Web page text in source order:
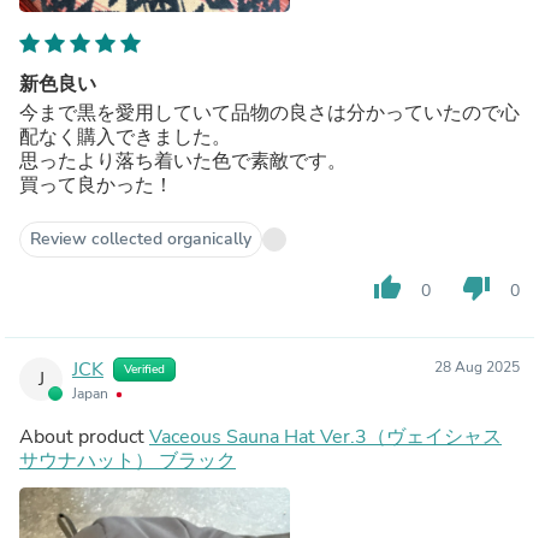
新色良い
今まで黒を愛用していて品物の良さは分かっていたので心
配なく購入できました。
思ったより落ち着いた色で素敵です。
買って良かった！
Review collected organically
thumb_up 0 thumb_down 0
J JCK Verified
Japan
28 Aug 2025
About productVaceous Sauna Hat Ver.3（ヴェイシャス
サウナハット） ブラック